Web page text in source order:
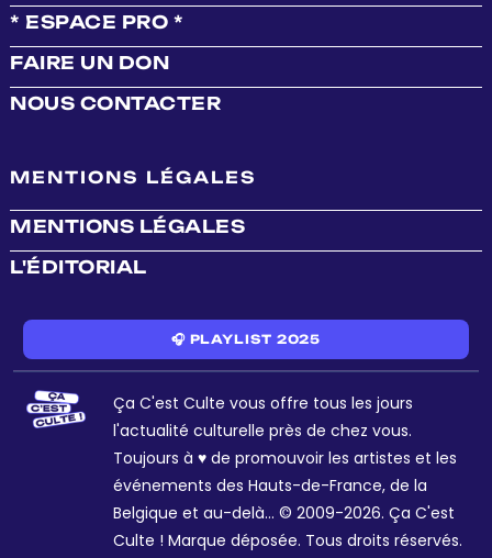
* ESPACE PRO *
FAIRE UN DON
NOUS CONTACTER
MENTIONS LÉGALES
MENTIONS LÉGALES
L'ÉDITORIAL
🎧 PLAYLIST 2025
Ça C'est Culte vous offre tous les jours
l'actualité culturelle près de chez vous.
Toujours à ♥ de promouvoir les artistes et les
événements des Hauts-de-France, de la
Belgique et au-delà... © 2009-2026. Ça C'est
Culte ! Marque déposée. Tous droits réservés.